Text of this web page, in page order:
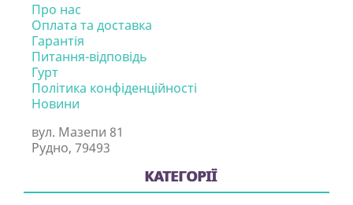
Про нас
Оплата та доставка
Гарантія
Питання-відповідь
Гурт
Політика конфіденційності
Новини
вул. Мазепи 81
Рудно, 79493
КАТЕГОРІЇ